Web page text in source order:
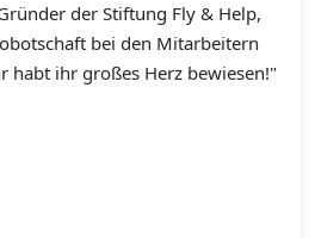
der Stiftung Fly & Help,
bei den Mitarbeitern
habt ihr großes Herz bewiesen!"